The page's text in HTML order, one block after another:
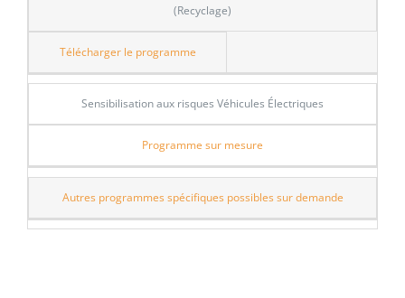
(Recyclage)
Télécharger le programme
Sensibilisation aux risques Véhicules Électriques
Programme sur mesure
Autres programmes spécifiques possibles sur demande